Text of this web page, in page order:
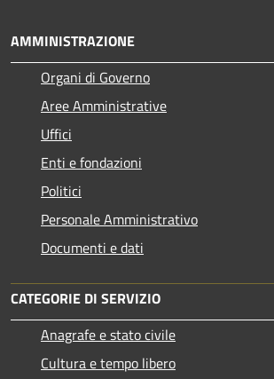
AMMINISTRAZIONE
Organi di Governo
Aree Amministrative
Uffici
Enti e fondazioni
Politici
Personale Amministrativo
Documenti e dati
CATEGORIE DI SERVIZIO
Anagrafe e stato civile
Cultura e tempo libero